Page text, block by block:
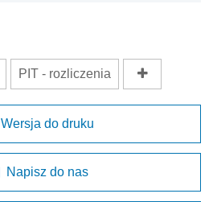
PIT - rozliczenia
Wersja do druku
Napisz do nas